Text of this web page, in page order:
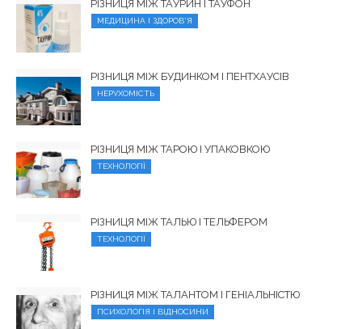
РІЗНИЦЯ МІЖ ТАУРИН І ТАУФОН
МЕДИЦИНА І ЗДОРОВ'Я
РІЗНИЦЯ МІЖ БУДИНКОМ І ПЕНТХАУСІВ
НЕРУХОМІСТЬ
РІЗНИЦЯ МІЖ ТАРОЮ І УПАКОВКОЮ
ТЕХНОЛОГІЇ
РІЗНИЦЯ МІЖ ТАЛЬЮ І ТЕЛЬФЕРОМ
ТЕХНОЛОГІЇ
РІЗНИЦЯ МІЖ ТАЛАНТОМ І ГЕНІАЛЬНІСТЮ
ПСИХОЛОГІЯ І ВІДНОСИНИ